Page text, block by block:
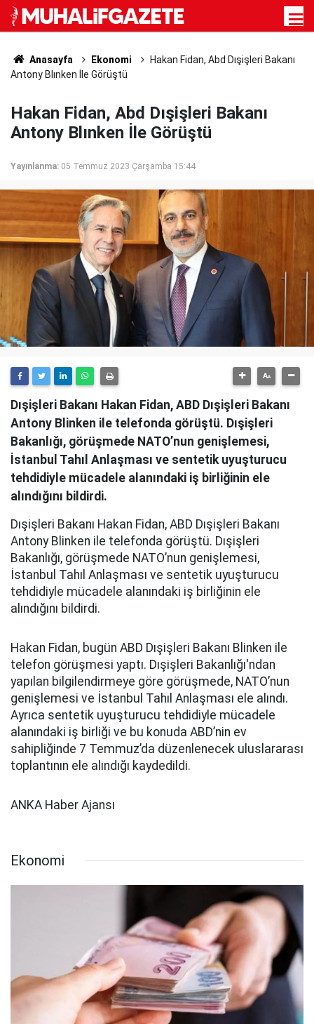
Anasayfa Ekonomi
Hakan Fidan, Abd Dışişleri Bakanı
Antony Blınken İle Görüştü
Hakan Fidan, Abd Dışişleri Bakanı
Antony Blınken İle Görüştü
Yayınlanma: 05 Temmuz 2023 Çarşamba 15:44
Dışişleri Bakanı Hakan Fidan, ABD Dışişleri Bakanı
Antony Blinken ile telefonda görüştü. Dışişleri
Bakanlığı, görüşmede NATO’nun genişlemesi,
İstanbul Tahıl Anlaşması ve sentetik uyuşturucu
tehdidiyle mücadele alanındaki iş birliğinin ele
alındığını bildirdi.
Dışişleri Bakanı Hakan Fidan, ABD Dışişleri Bakanı
Antony Blinken ile telefonda görüştü. Dışişleri
Bakanlığı, görüşmede NATO’nun genişlemesi,
İstanbul Tahıl Anlaşması ve sentetik uyuşturucu
tehdidiyle mücadele alanındaki iş birliğinin ele
alındığını bildirdi.
Hakan Fidan, bugün ABD Dışişleri Bakanı Blinken ile
telefon görüşmesi yaptı. Dışişleri Bakanlığı'ndan
yapılan bilgilendirmeye göre görüşmede, NATO’nun
genişlemesi ve İstanbul Tahıl Anlaşması ele alındı.
Ayrıca sentetik uyuşturucu tehdidiyle mücadele
alanındaki iş birliği ve bu konuda ABD’nin ev
sahipliğinde 7 Temmuz’da düzenlenecek uluslararası
toplantının ele alındığı kaydedildi.
ANKA Haber Ajansı
Ekonomi